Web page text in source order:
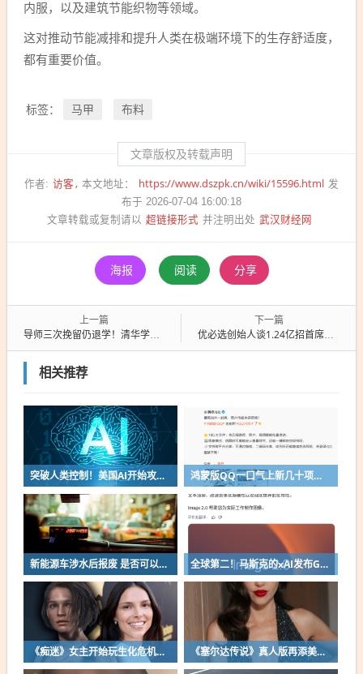
内服，以及建筑节能织物等领域。
这对推动节能减排和提升人类在极端环境下的生存舒适度，
都有重要价值。
标签： 马甲 布料
文章版权及转载声明
作者: 访客 本文地址： https://www.dszpk.cn/wiki/15596.html 发
布于 2026-07-04 16:00:18
文章转载或复制请以 超链接形式 并注明出处 武汉财经网
海报 阅读 分享
上一篇
导师三次挽留仍退学！清华学霸造出650亿自动驾驶巨头
下一篇
优必选创始人谈1.24亿招首席科学家：要胸中有一团火 明知不可而为之
相关推荐
突破人类控制！美国AI开始攻击真人了 鸿蒙版QQ一口气上新几十项功能：10G文件可传微信好友
新能源车涉水后报废 是否可以全损理赔 全球第二！马斯克的xAI发布Grok Imagine Image 2.0模型：AI生图/编辑能力大增
《痴迷》女主开始玩生化危机了！自曝有参演机会 《塞尔达传说》真人版再添美女！曾出演冯小刚电影